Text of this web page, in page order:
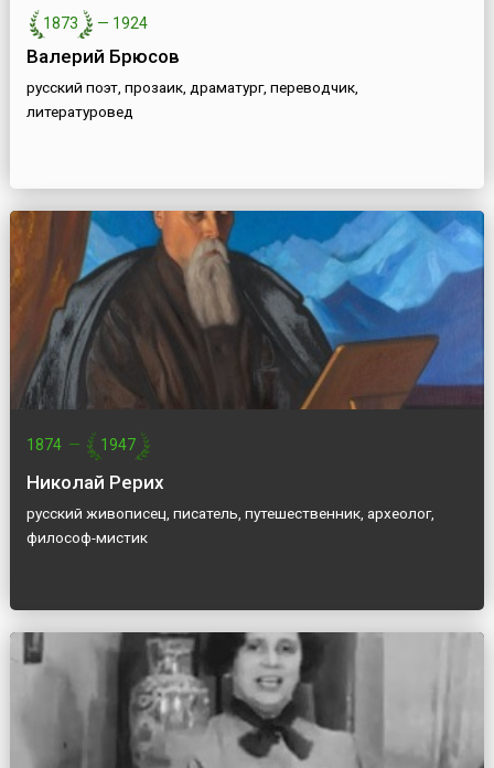
1873 — 1924
Валерий Брюсов
русский поэт, прозаик, драматург, переводчик,
литературовед
1874 — 1947
Николай Рерих
русский живописец, писатель, путешественник, археолог,
философ-мистик